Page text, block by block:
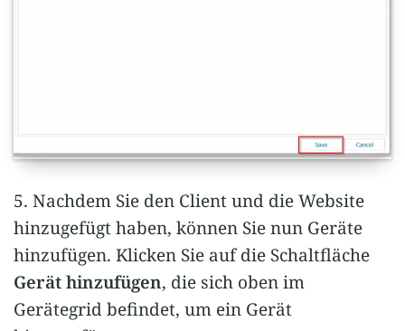
5. Nachdem Sie den Client und die Website
hinzugefügt haben, können Sie nun Geräte
hinzufügen. Klicken Sie auf die Schaltfläche
Gerät hinzufügen, die sich oben im
Gerätegrid befindet, um ein Gerät